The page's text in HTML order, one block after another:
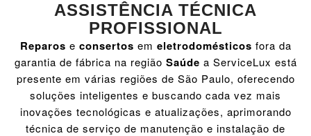
ASSISTÊNCIA TÉCNICA
PROFISSIONAL
Reparos e consertos em eletrodomésticos fora da
garantia de fábrica na região Saúde a ServiceLux está
presente em várias regiões de São Paulo, oferecendo
soluções inteligentes e buscando cada vez mais
inovações tecnológicas e atualizações, aprimorando
técnica de serviço de manutenção e instalação de